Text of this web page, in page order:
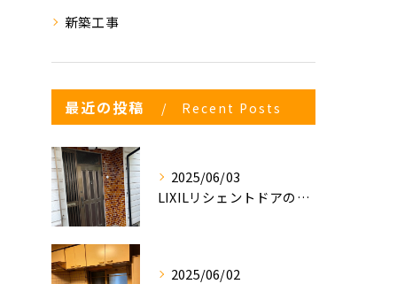
新築工事
最近の投稿 Recent Posts
2025/06/03
LIXILリシェントドアの入れ替え
2025/06/02